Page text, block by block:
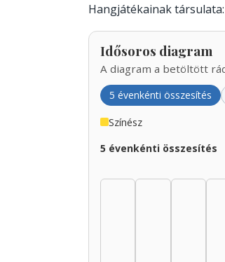
Hangjátékainak
Idősoros diagram
A diagram a betöltött
5 évenkénti összesítés
Színész
5 évenkénti összesítés